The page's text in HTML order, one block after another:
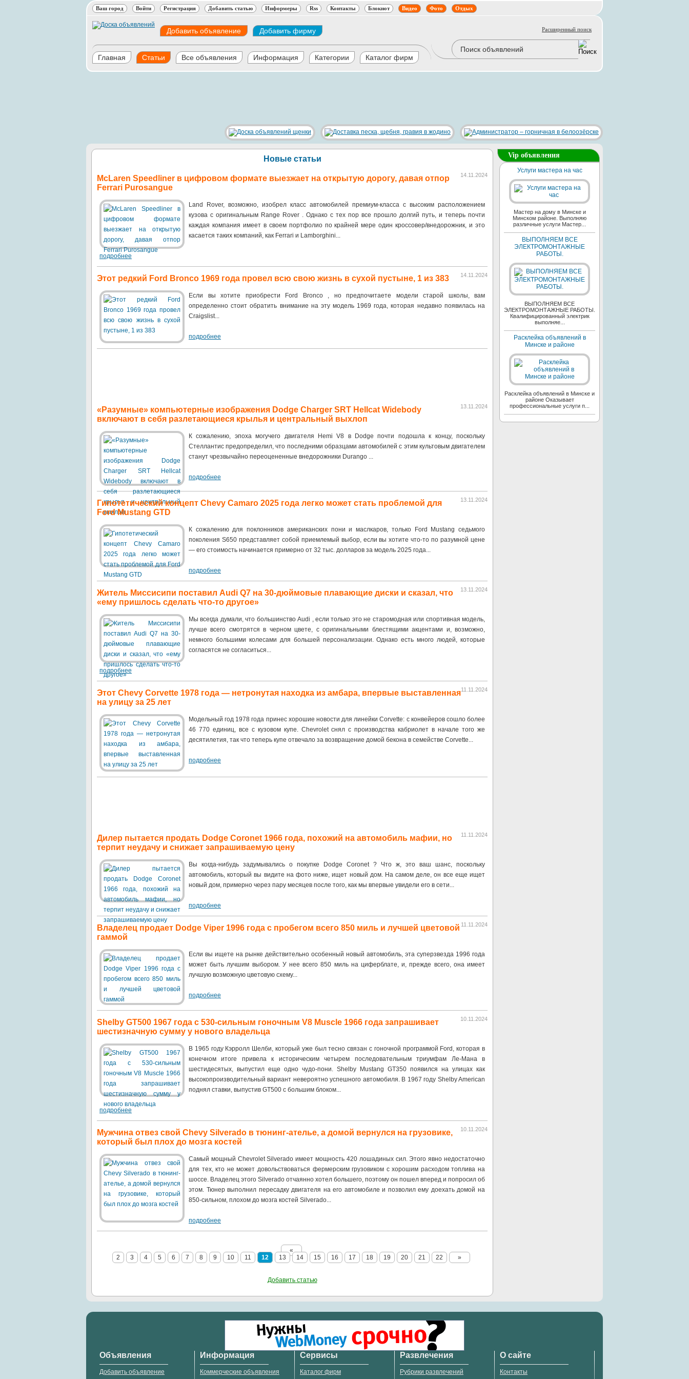
Ваш город Войти Регистрация Добавить статью Информеры Rss Контакты Блокнот Видео Фото Отдых
Добавить объявление Добавить фирму Расширенный поиск
Главная Статьи Все объявления Информация Категории Каталог фирм
Новые статьи
14.11.2024
McLaren Speedliner в цифровом формате выезжает на открытую дорогу, давая отпор
Ferrari Purosangue
Land Rover, возможно, изобрел класс автомобилей премиум-класса с высоким расположением
кузова с оригинальным Range Rover . Однако с тех пор все прошло долгий путь, и теперь почти
каждая компания имеет в своем портфолио по крайней мере один кроссовер/внедорожник, и это
касается таких компаний, как Ferrari и Lamborghini...
подробнее
14.11.2024
Этот редкий Ford Bronco 1969 года провел всю свою жизнь в сухой пустыне, 1 из 383
Если вы хотите приобрести Ford Bronco , но предпочитаете модели старой школы, вам
определенно стоит обратить внимание на эту модель 1969 года, которая недавно появилась на
Craigslist...
подробнее
13.11.2024
«Разумные» компьютерные изображения Dodge Charger SRT Hellcat Widebody
включают в себя разлетающиеся крылья и центральный выхлоп
К сожалению, эпоха могучего двигателя Hemi V8 в Dodge почти подошла к концу, поскольку
Стеллантис предопределил, что последними образцами автомобилей с этим культовым двигателем
станут чрезвычайно переоцененные внедорожники Durango ...
подробнее
13.11.2024
Гипотетический концепт Chevy Camaro 2025 года легко может стать проблемой для
Ford Mustang GTD
К сожалению для поклонников американских пони и маслкаров, только Ford Mustang седьмого
поколения S650 представляет собой приемлемый выбор, если вы хотите что-то по разумной цене
— его стоимость начинается примерно от 32 тыс. долларов за модель 2025 года...
подробнее
13.11.2024
Житель Миссисипи поставил Audi Q7 на 30-дюймовые плавающие диски и сказал, что
«ему пришлось сделать что-то другое»
Мы всегда думали, что большинство Audi , если только это не старомодная или спортивная модель,
лучше всего смотрятся в черном цвете, с оригинальными блестящими акцентами и, возможно,
немного большими колесами для большей персонализации. Однако есть много людей, которые
согласятся не согласиться...
подробнее
11.11.2024
Этот Chevy Corvette 1978 года — нетронутая находка из амбара, впервые выставленная
на улицу за 25 лет
Модельный год 1978 года принес хорошие новости для линейки Corvette: с конвейеров сошло более
46 770 единиц, все с кузовом купе. Chevrolet снял с производства кабриолет в начале того же
десятилетия, так что теперь купе отвечало за возвращение домой бекона в семействе Corvette...
подробнее
11.11.2024
Дилер пытается продать Dodge Coronet 1966 года, похожий на автомобиль мафии, но
терпит неудачу и снижает запрашиваемую цену
Вы когда-нибудь задумывались о покупке Dodge Coronet ? Что ж, это ваш шанс, поскольку
автомобиль, который вы видите на фото ниже, ищет новый дом. На самом деле, он все еще ищет
новый дом, примерно через пару месяцев после того, как мы впервые увидели его в сети...
подробнее
11.11.2024
Владелец продает Dodge Viper 1996 года с пробегом всего 850 миль и лучшей цветовой
гаммой
Если вы ищете на рынке действительно особенный новый автомобиль, эта суперзвезда 1996 года
может быть лучшим выбором. У нее всего 850 миль на циферблате, и, прежде всего, она имеет
лучшую возможную цветовую схему...
подробнее
10.11.2024
Shelby GT500 1967 года с 530-сильным гоночным V8 Muscle 1966 года запрашивает
шестизначную сумму у нового владельца
В 1965 году Кэрролл Шелби, который уже был тесно связан с гоночной программой Ford, которая в
конечном итоге привела к историческим четырем последовательным триумфам Ле-Мана в
шестидесятых, выпустил еще одно чудо-пони. Shelby Mustang GT350 появился на улицах как
высокопроизводительный вариант невероятно успешного автомобиля. В 1967 году Shelby American
поднял ставки, выпустив GT500 с большим блоком...
подробнее
10.11.2024
Мужчина отвез свой Chevy Silverado в тюнинг-ателье, а домой вернулся на грузовике,
который был плох до мозга костей
Самый мощный Chevrolet Silverado имеет мощность 420 лошадиных сил. Этого явно недостаточно
для тех, кто не может довольствоваться фермерским грузовиком с хорошим расходом топлива на
шоссе. Владелец этого Silverado отчаянно хотел большего, поэтому он пошел вперед и попросил об
этом. Тюнер выполнил пересадку двигателя на его автомобиле и позволил ему доехать домой на
850-сильном, плохом до мозга костей Silverado...
подробнее
«
2
3 4 5 6 7 8 9 10 11 12 13 14 15 16 17 18 19 20 21 22 »
Добавить статью
Vip объявления
Услуги мастера на час
Мастер на дому в Минске и
Минском районе. Выполняю
различные услуги Мастер...
ВЫПОЛНЯЕМ ВСЕ
ЭЛЕКТРОМОНТАЖНЫЕ
РАБОТЫ.
ВЫПОЛНЯЕМ ВСЕ
ЭЛЕКТРОМОНТАЖНЫЕ РАБОТЫ.
Квалифицированный электрик
выполняе...
Расклейка объявлений в
Минске и районе
Расклейка объявлений в Минске и
районе Оказывает
профессиональные услуги п...
Объявления
Добавить объявление
Информация
Коммерческие объявления
Сервисы
Каталог фирм
Развлечения
Рубрики развлечений
О сайте
Контакты